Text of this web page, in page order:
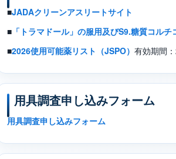
■JADAクリーンアスリートサイト
■ 「トラマドール」の服用及びS9.糖質コル
■2026使用可能薬リスト（JSPO） 有効期間
用具調査申し込みフォーム
用具調査申し込みフォーム